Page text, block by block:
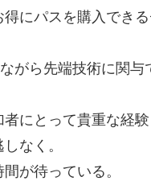
得にパスを購入でき
がら先端技術に関与
にとって貴重な経験
なく。
が待っている。